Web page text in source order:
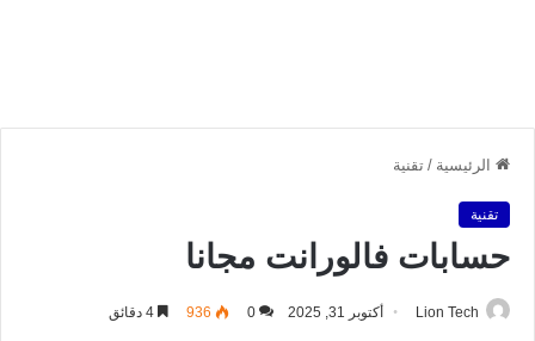
الرئيسية / تقنية
تقنية
حسابات فالورانت مجانا
Lion Tech أكتوبر 31, 2025 0
936